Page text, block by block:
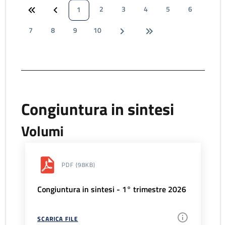
1 2 3 4 5
6
7
8 9 10
Congiuntura in sintesi
Volumi
PDF (98KB)
Congiuntura in sintesi - 1° trimestre 2026
SCARICA FILE